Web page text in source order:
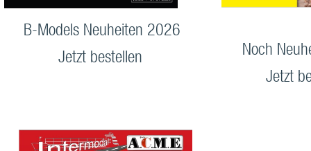
B-Models Neuheiten 2026
Jetzt bestellen
Noch
Jetzt